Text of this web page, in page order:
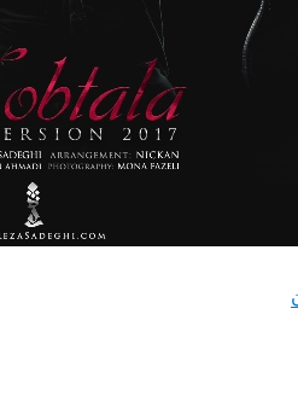
“دانلود آهنگ جدید رضا صادقی با نام